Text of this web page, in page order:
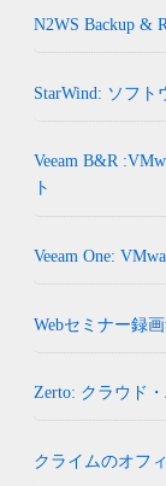
N2WS Backup &
StarWind: ソフ
Veeam B&R
ト
Veeam One:
Webセミナー録
Zerto: クラウド
クライムのオフ